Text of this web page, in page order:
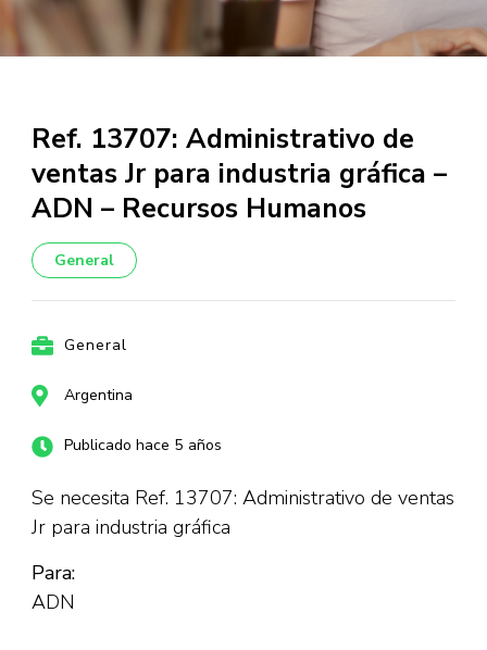
Ref. 13707: Administrativo de
ventas Jr para industria gráfica –
ADN – Recursos Humanos
General
General
Argentina
Publicado hace 5 años
Se necesita Ref. 13707: Administrativo de ventas
Jr para industria gráfica
Para:
ADN